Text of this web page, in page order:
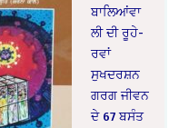
ਬਾਲਿਆਂਵਾ
ਲੀ ਦੀ ਰੂਹੇ-
ਰਵਾਂ
ਸੁਖਦਰਸ਼ਨ
ਗਰਗ ਜੀਵਨ
ਦੇ 67 ਬਸੰਤ